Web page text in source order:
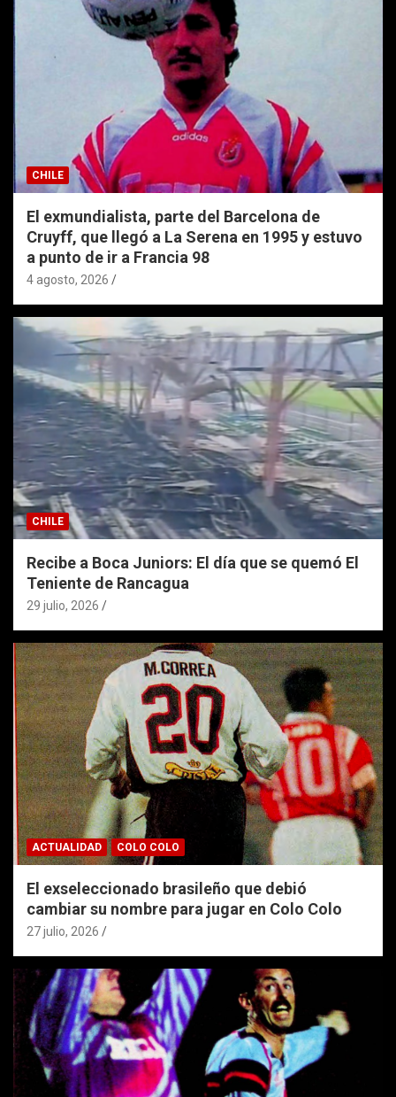
CHILE
El exmundialista, parte del Barcelona de
Cruyff, que llegó a La Serena en 1995 y estuvo
a punto de ir a Francia 98
4 agosto, 2026
CHILE
Recibe a Boca Juniors: El día que se quemó El
Teniente de Rancagua
29 julio, 2026
ACTUALIDAD COLO COLO
El exseleccionado brasileño que debió
cambiar su nombre para jugar en Colo Colo
27 julio, 2026